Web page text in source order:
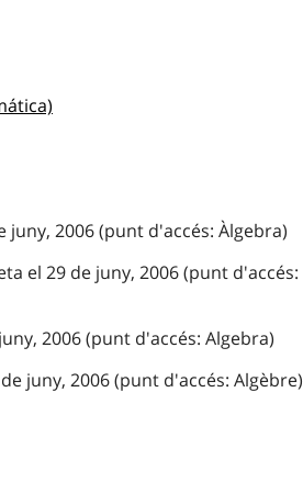
juny, 2006 (punt d'accés: Àlgebra)
el 29 de juny, 2006 (punt d'accés:
2006 (punt d'accés: Algebra)
juny, 2006 (punt d'accés: Algèbre)